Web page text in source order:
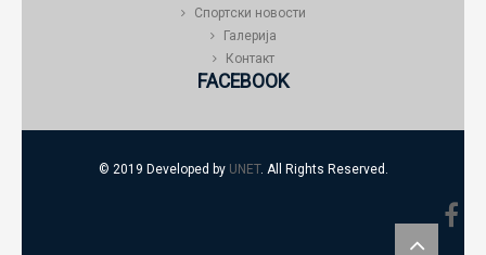
Спортски новости
Галерија
Контакт
FACEBOOK
© 2019 Developed by UNET. All Rights Reserved.